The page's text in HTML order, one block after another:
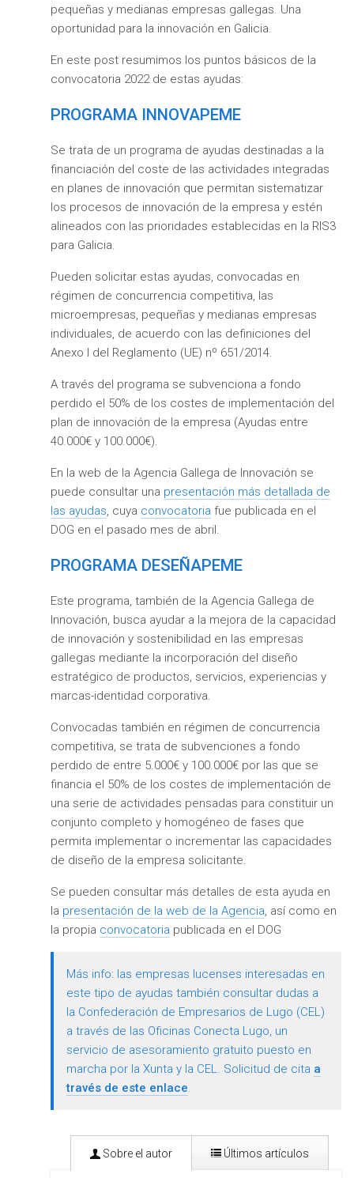
pequeñas y medianas empresas gallegas. Una
oportunidad para la innovación en Galicia.
En este post resumimos los puntos básicos de la
convocatoria 2022 de estas ayudas:
PROGRAMA INNOVAPEME
Se trata de un programa de ayudas destinadas a la
financiación del coste de las actividades integradas
en planes de innovación que permitan sistematizar
los procesos de innovación de la empresa y estén
alineados con las prioridades establecidas en la RIS3
para Galicia.
Pueden solicitar estas ayudas, convocadas en
régimen de concurrencia competitiva, las
microempresas, pequeñas y medianas empresas
individuales, de acuerdo con las definiciones del
Anexo I del Reglamento (UE) nº 651/2014.
A través del programa se subvenciona a fondo
perdido el 50% de los costes de implementación del
plan de innovación de la empresa (Ayudas entre
40.000€ y 100.000€).
En la web de la Agencia Gallega de Innovación se
puede consultar una presentación más detallada de
las ayudas , cuya convocatoria fue publicada en el
DOG en el pasado mes de abril.
PROGRAMA DESEÑAPEME
Este programa, también de la Agencia Gallega de
Innovación, busca ayudar a la mejora de la capacidad
de innovación y sostenibilidad en las empresas
gallegas mediante la incorporación del diseño
estratégico de productos, servicios, experiencias y
marcas-identidad corporativa.
Convocadas también en régimen de concurrencia
competitiva, se trata de subvenciones a fondo
perdido de entre 5.000€ y 100.000€ por las que se
financia el 50% de los costes de implementación de
una serie de actividades pensadas para constituir un
conjunto completo y homogéneo de fases que
permita implementar o incrementar las capacidades
de diseño de la empresa solicitante.
Se pueden consultar más detalles de esta ayuda en
la presentación de la web de la Agencia , así como en
la propia convocatoria publicada en el DOG
Más info: las empresas lucenses interesadas en
este tipo de ayudas también consultar dudas a
la Confederación de Empresarios de Lugo (CEL)
a través de las Oficinas Conecta Lugo, un
servicio de asesoramiento gratuito puesto en
marcha por la Xunta y la CEL. Solicitud de cita a
través de este enlace
Sobre el autor Últimos artículos